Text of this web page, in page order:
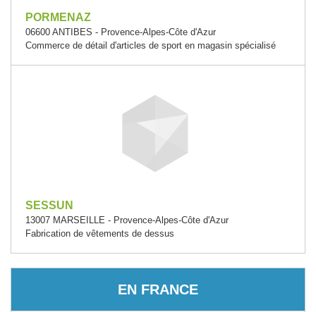
PORMENAZ
06600 ANTIBES - Provence-Alpes-Côte d'Azur
Commerce de détail d'articles de sport en magasin spécialisé
SESSUN
13007 MARSEILLE - Provence-Alpes-Côte d'Azur
Fabrication de vêtements de dessus
EN FRANCE